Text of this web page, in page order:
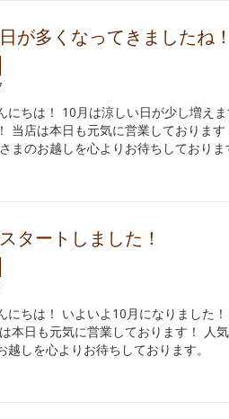
が多くなってきましたね！
にちは！ 10月は涼しい日が少し増え
当店は本日も元気に営業しておりま
まのお越しを心よりお待ちしておりま
タートしました！
にちは！ いよいよ10月になりました
本日も元気に営業しております！ 人
越しを心よりお待ちしております。